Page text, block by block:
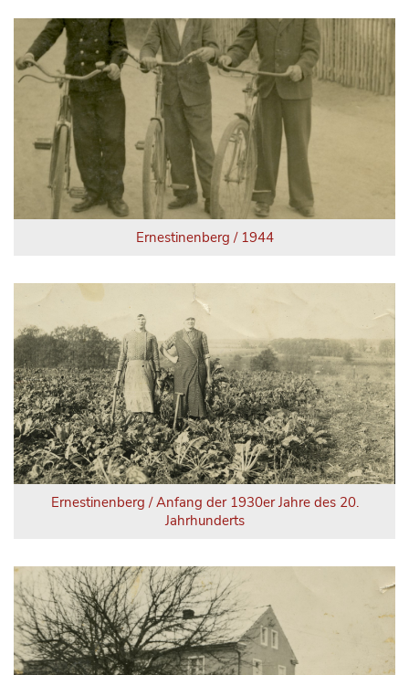
Ernestinenberg / 1944
Ernestinenberg / Anfang der 1930er Jahre des 20.
Jahrhunderts